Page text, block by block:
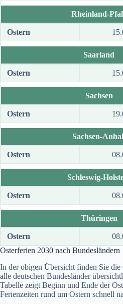
Rheinland-
Ostern
Saarland
Ostern
Sachsen
Ostern
Sachsen-
Ostern
Schleswig-
Ostern
Thüringen
Ostern
Osterferien 2030 nach Bundesländern
In der obigen Übersicht finden Sie die
alle deutschen Bundesländer
Tabelle zeigt Beginn und Ende der
Ferienzeiten rund um Ostern schnell